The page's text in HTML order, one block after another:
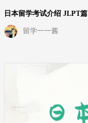
日本留学考试介绍 JLPT篇
留学一一酱